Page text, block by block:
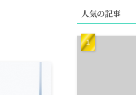
人気の記事